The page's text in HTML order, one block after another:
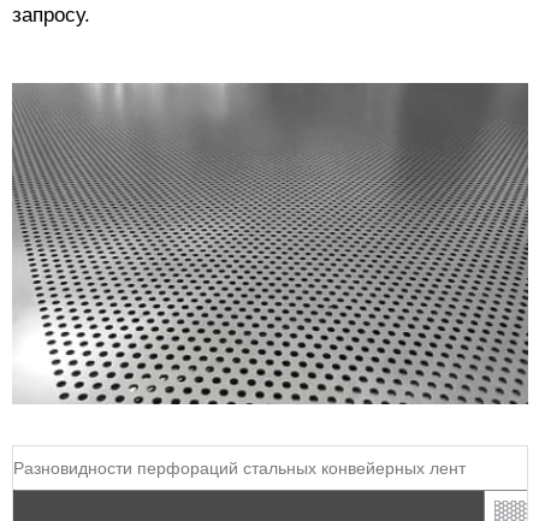
запросу.
Разновидности перфораций стальных конвейерных лент